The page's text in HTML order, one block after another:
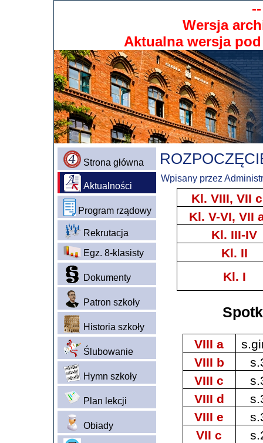
Wersja
Aktualna wersja
Strona główna
Aktualności
Program rządowy
Rekrutacja
Egz. 8-klasisty
Dokumenty
Patron szkoły
Historia szkoły
Ślubowanie
Hymn szkoły
Plan lekcji
Obiady
Wpisany przez
Kl. VIII, VII
Kl. V-VI, VII
Kl. III-IV
Kl. II
Kl. I
VIII a
VIII b
VIII c
VIII d
VIII e
VII c